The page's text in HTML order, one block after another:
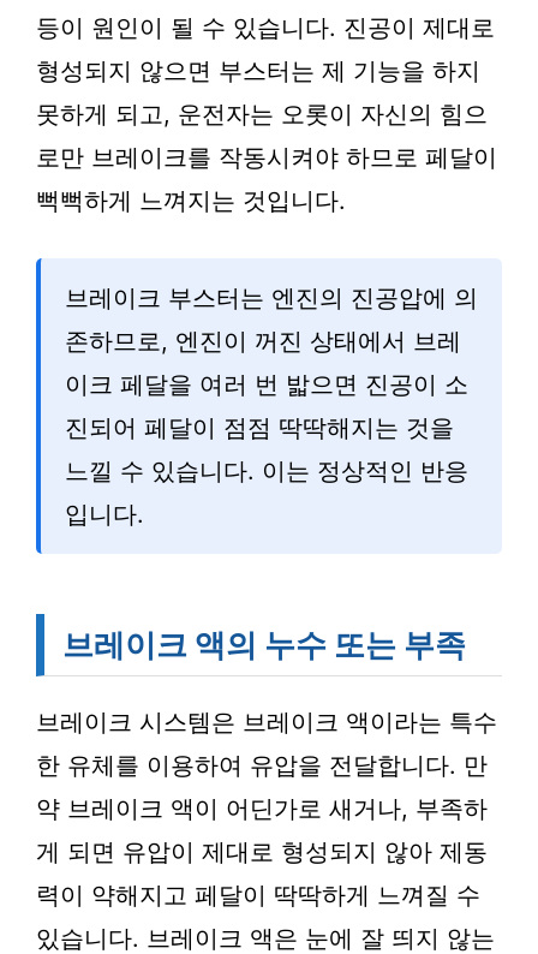
등이 원인이 될 수 있습니다. 진공이 제대로
형성되지 않으면 부스터는 제 기능을 하지
못하게 되고, 운전자는 오롯이 자신의 힘으
로만 브레이크를 작동시켜야 하므로 페달이
뻑뻑하게 느껴지는 것입니다.
브레이크 부스터는 엔진의 진공압에 의
존하므로, 엔진이 꺼진 상태에서 브레
이크 페달을 여러 번 밟으면 진공이 소
진되어 페달이 점점 딱딱해지는 것을
느낄 수 있습니다. 이는 정상적인 반응
입니다.
브레이크 액의 누수 또는 부족
브레이크 시스템은 브레이크 액이라는 특수
한 유체를 이용하여 유압을 전달합니다. 만
약 브레이크 액이 어딘가로 새거나, 부족하
게 되면 유압이 제대로 형성되지 않아 제동
력이 약해지고 페달이 딱딱하게 느껴질 수
있습니다. 브레이크 액은 눈에 잘 띄지 않는